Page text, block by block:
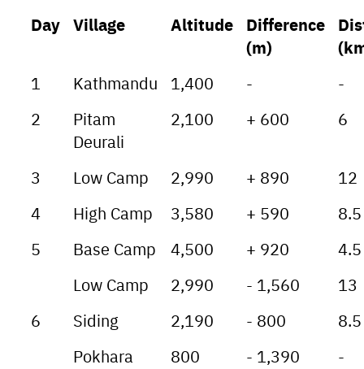
Day Village Altitude Difference
(m)
1 Kathmandu 1,400 -
-
2
Pitam
Deurali
2,100 + 600 6
3 Low Camp 2,990 + 890
12
4
High Camp 3,580 + 590
8.5
5
Base Camp 4,500 + 920
4.5
Low Camp
2,990 - 1,560
13
6
Siding 2,190 - 800
8.5
Pokhara
800 - 1,390
-